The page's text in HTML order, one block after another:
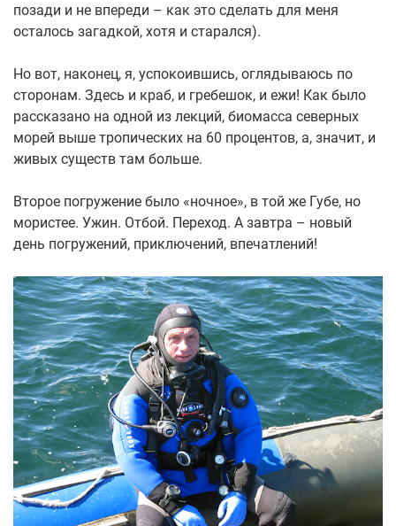
позади и не впереди – как это сделать для меня
осталось загадкой, хотя и старался).
Но вот, наконец, я, успокоившись, оглядываюсь по
сторонам. Здесь и краб, и гребешок, и ежи! Как было
рассказано на одной из лекций, биомасса северных
морей выше тропических на 60 процентов, а, значит, и
живых существ там больше.
Второе погружение было «ночное», в той же Губе, но
мористее. Ужин. Отбой. Переход. А завтра – новый
день погружений, приключений, впечатлений!